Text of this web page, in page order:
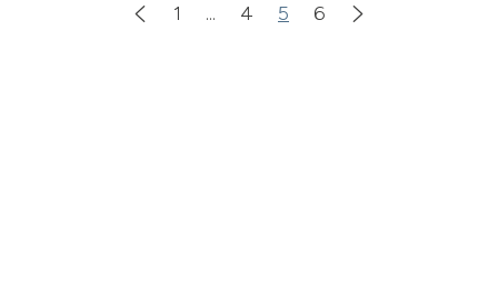
1 ... 4 5 6